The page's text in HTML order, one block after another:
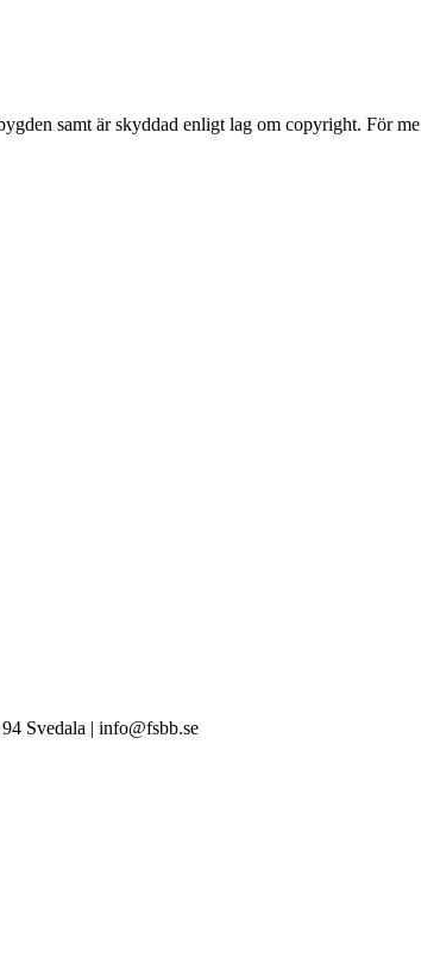
samt är skyddad enligt lag om copyright. För me
Svedala | info@fsbb.se